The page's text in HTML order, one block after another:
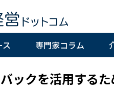
ス 専門家コラム
ックを活用する